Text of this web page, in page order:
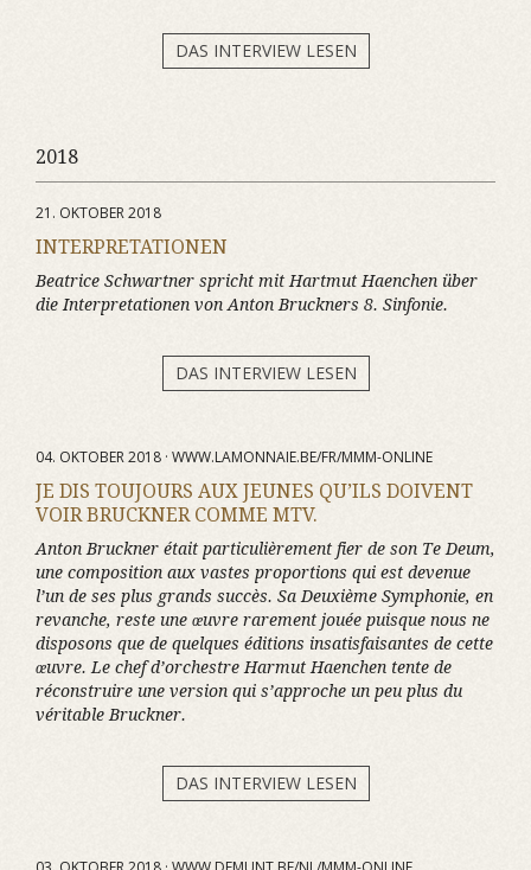
DAS INTERVIEW LESEN
2018
21. OKTOBER 2018
INTERPRETATIONEN
Beatrice Schwartner spricht mit Hartmut Haenchen über
die Interpretationen von Anton Bruckners 8. Sinfonie.
DAS INTERVIEW LESEN
04. OKTOBER 2018 · WWW.LAMONNAIE.BE/FR/MMM-ONLINE
JE DIS TOUJOURS AUX JEUNES QU’ILS DOIVENT
VOIR BRUCKNER COMME MTV.
Anton Bruckner était particulièrement fier de son Te Deum,
une composition aux vastes proportions qui est devenue
l’un de ses plus grands succès. Sa Deuxième Symphonie, en
revanche, reste une œuvre rarement jouée puisque nous ne
disposons que de quelques éditions insatisfaisantes de cette
œuvre. Le chef d’orchestre Harmut Haenchen tente de
réconstruire une version qui s’approche un peu plus du
véritable Bruckner.
DAS INTERVIEW LESEN